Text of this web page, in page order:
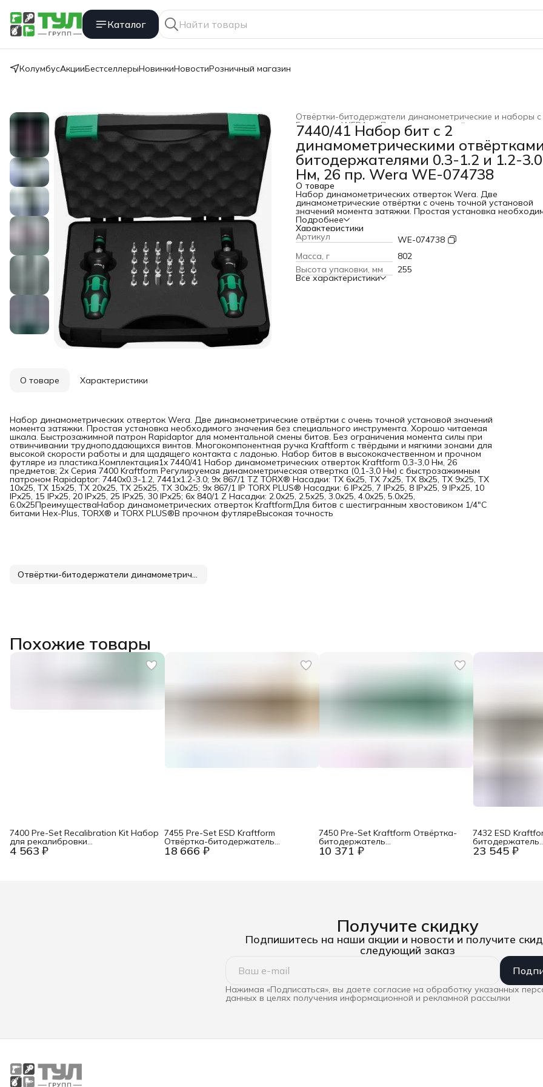
Каталог
КолумбусАкцииБестселлерыНовинкиНовостиРозничный магазин
Динамометрический инструмент
WERA
Главная ›
7440/41 Набор бит с 2
динамометрическими
битодержателями 0.3-1.2 и 1.2-3.0
Нм, 26 пр. Wera WE-074738
О товаре
Набор динамометрических отверток Wera. Две
динамометрические отвёртки с очень точной установой
значений момента затяжки. Простая установка
значения без специального инструмента. Хорошо читаемая
шкала. Быстрозажимной патрон Rapidaptor для
смены битов. Без ограничения момента силы при
отвинчивании трудноподдающихся винтов.
Многокомпонентная ручка Kraftform с твёрдыми и мягкими
зонами для высокой скорости работы и для щадящего
контакта с ладонью. Набор битов в высококачественном и
прочном футляре из пластика.Комплектация1x 7440/41
Подробнее
Характеристики
Артикул
WE-074738
Масса, г
802
Высота упаковки, мм
255
Все характеристики
О товаре Характеристики
Набор динамометрических отверток Wera. Две динамометрические отвёртки с очень точной установой значений
момента затяжки. Простая установка необходимого значения без специального инструмента. Хорошо читаемая
шкала. Быстрозажимной патрон Rapidaptor для моментальной смены битов. Без ограничения момента силы при
отвинчивании трудноподдающихся винтов. Многокомпонентная ручка Kraftform с твёрдыми и мягкими зонами для
высокой скорости работы и для щадящего контакта с ладонью. Набор битов в высококачественном и прочном
футляре из пластика.Комплектация1x 7440/41 Набор динамометрических отверток Kraftform 0,3-3,0 Нм, 26
предметов; 2x Серия 7400 Kraftform Регулируемая динамометрическая отвертка (0,1-3,0 Нм) с быстрозажимным
патроном Rapidaptor: 7440x0.3-1.2, 7441x1.2-3.0; 9x 867/1 TZ TORX® Насадки: TX 6x25, TX 7x25, TX 8x25, TX 9x25, TX
10x25, TX 15x25, TX 20x25, TX 25x25, TX 30x25; 9x 867/1 IP TORX PLUS® Насадки: 6 IPx25, 7 IPx25, 8 IPx25, 9 IPx25, 10
IPx25, 15 IPx25, 20 IPx25, 25 IPx25, 30 IPx25; 6x 840/1 Z Насадки: 2.0x25, 2.5x25, 3.0x25, 4.0x25, 5.0x25,
6.0x25ПреимуществаНабор динамометрических отверток KraftformДля битов с шестигранным хвостовиком 1/4"С
битами Hex-Plus, TORX® и TORX PLUS®В прочном футляреВысокая точность
Отвёртки-битодержатели динамометрические и наборы с ними
Похожие товары
4 563 ₽
7400 Pre-Set Recalibration Kit Набор
для рекалибровки
динамометрических отвёрток с
рукояткой 105 мм, с
18 666 ₽
7455 Pre-Set ESD Kraftform
Отвёртка-битодержатель
динамометрическая
антистатическая, предустановка
10 371 ₽
7450 Pre-Set Kraftform Отвёртка-
битодержатель
динамометрическая,
предустановка 0.1 Нм, 0.10-0.34 Нм,
23 545 ₽
7432 ESD
битодержатель
Получите скидку
Подпишитесь на наши акции и новости и получите
следующий заказ
Нажимая «Подписаться», вы даете согласие на обработку указанных
данных в целях получения информационной и рекламной рассылки